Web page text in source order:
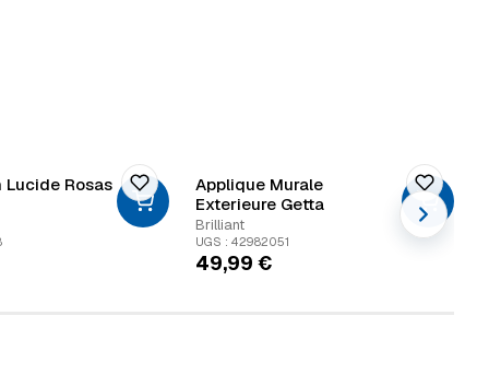
Lucide Rosas
Applique Murale
Exterieure Getta
Brilliant
UGS : 42982051
49,99€